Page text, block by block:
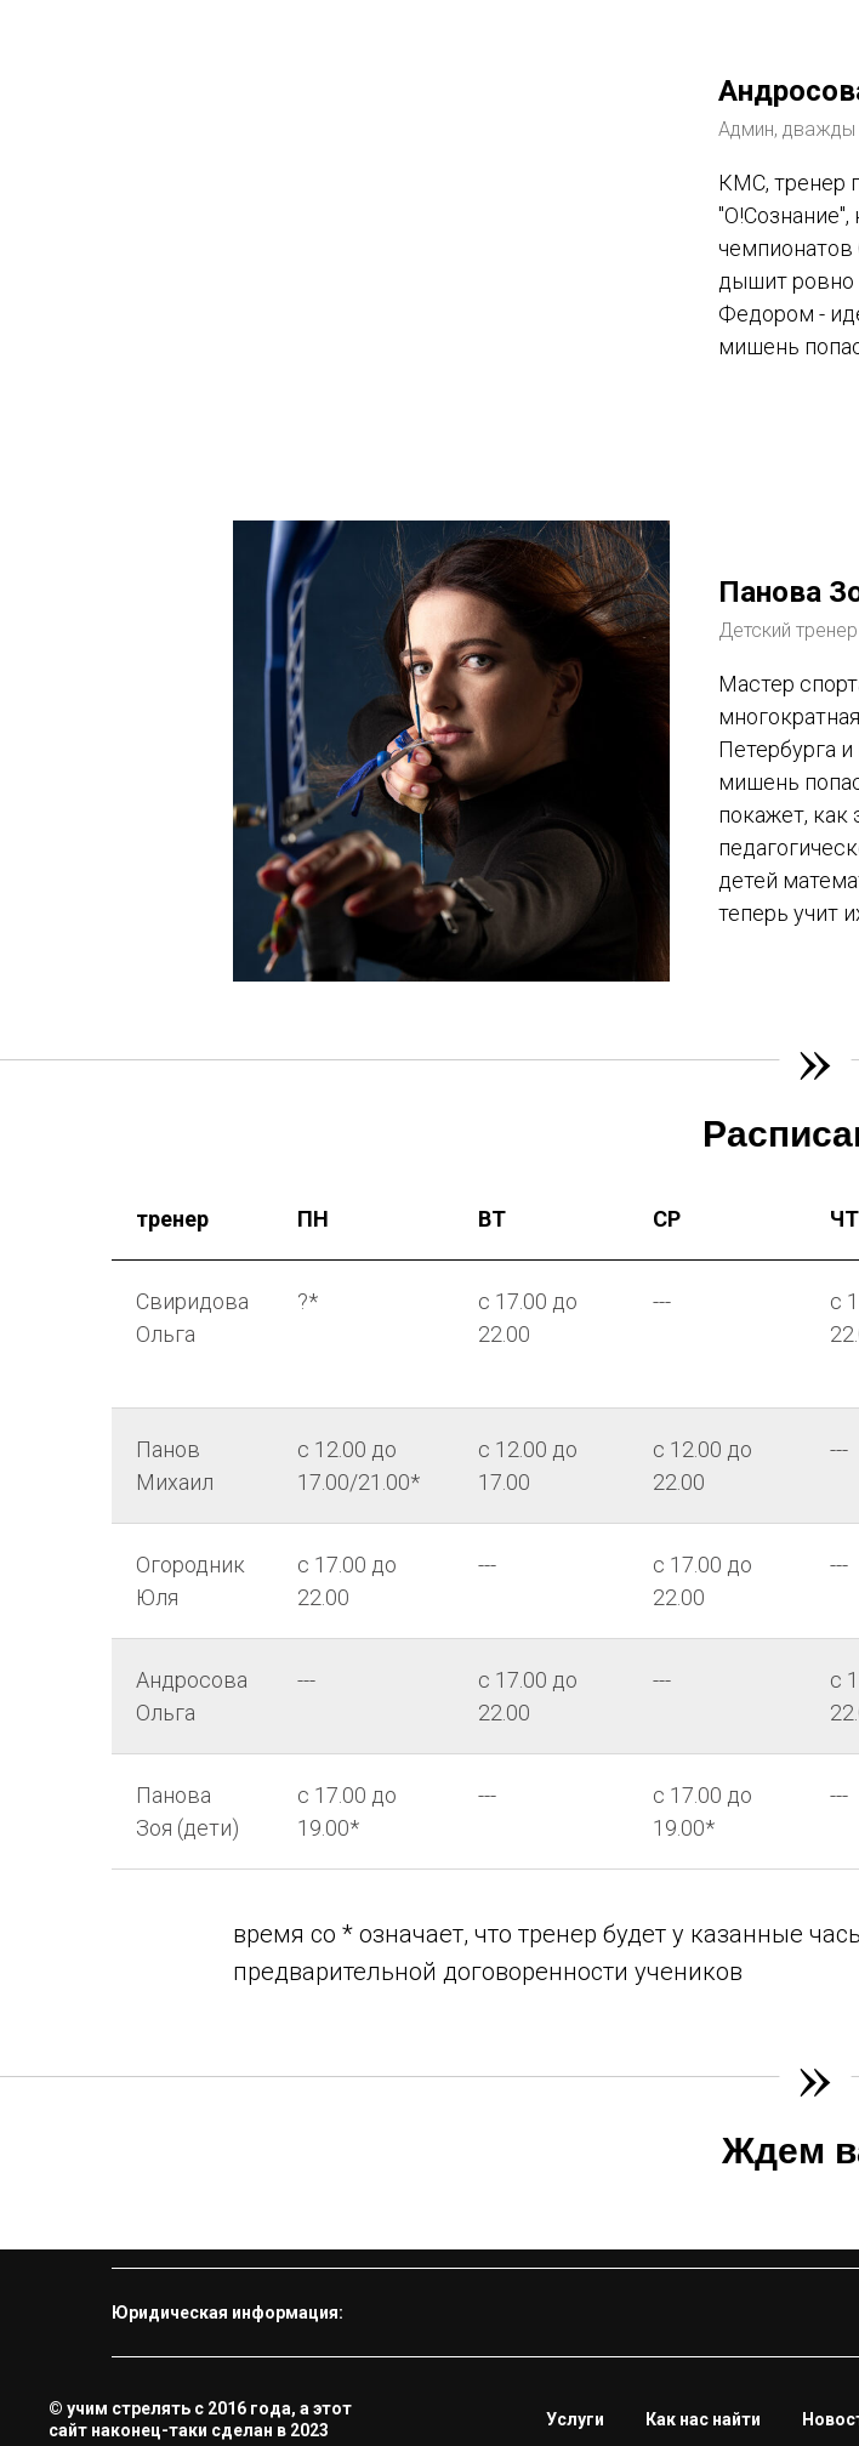
Админ, дважды
КМС, тренер
"О!Сознание",
чемпионатов
дышит ровно
Федором -
мишень
Панова
Детский
Мастер
Петербурга
мишень
покажет, как
детей
теперь учит
»
тренер ПН ВТ СР ЧТ
Свиридова
Ольга
?*
с 17.00 до
22.00
---
с
Панов
Михаил
с 12.00 до
17.00/21.00*
с 12.00 до
17.00
с 12.00 до
22.00
---
Огородник
Юля
с 17.00 до
22.00
---
с 17.00 до
22.00
---
Андросова
Ольга
---
с 17.00 до
22.00
---
с
Панова
Зоя (дети)
с 17.00 до
19.00*
---
с 17.00 до
19.00*
---
время со * означает, что тренер будет у казанные
предварительной договоренности учеников
»
Ждем
Юридическая информация:
© учим стрелять с 2016 года, а этот
сайт наконец-таки сделан в 2023
Услуги Как нас найти